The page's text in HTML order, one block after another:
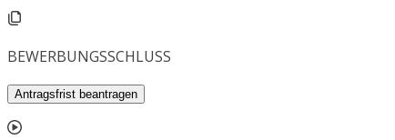
BEWERBUNGSSCHLUSS
Antragsfrist beantragen